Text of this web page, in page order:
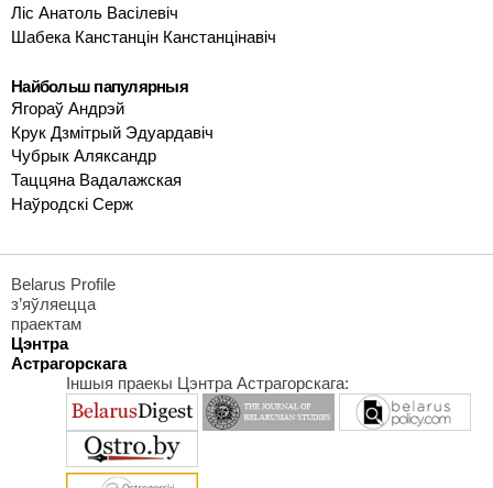
Ліс Анатоль Васілевіч
Шабека Канстанцін Канстанцінавіч
Найбольш папулярныя
Ягораў Андрэй
Крук Дзмітрый Эдуардавіч
Чубрык Аляксандр
Таццяна Вадалажская
Наўродскі Серж
Belarus Profile
з’яўляецца
праектам
Цэнтра
Астрагорскага
Іншыя праекы Цэнтра Астрагорскага: